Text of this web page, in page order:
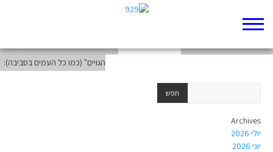
הגויים" (כמו כל העמים בסביבה):
Archives
יולי 2026
יוני 2026